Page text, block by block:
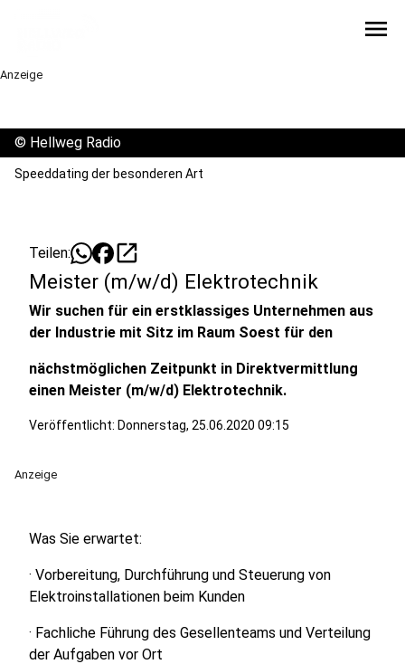
menu
Anzeige
© Hellweg Radio
Speeddating der besonderen Art
Teilen: open_in_new
Meister (m/w/d) Elektrotechnik
Wir suchen für ein erstklassiges Unternehmen aus
der Industrie mit Sitz im Raum Soest für den
nächstmöglichen Zeitpunkt in Direktvermittlung
einen Meister (m/w/d) Elektrotechnik.
Veröffentlicht: Donnerstag, 25.06.2020 09:15
Anzeige
Was Sie erwartet:
· Vorbereitung, Durchführung und Steuerung von
Elektroinstallationen beim Kunden
· Fachliche Führung des Gesellenteams und Verteilung
der Aufgaben vor Ort